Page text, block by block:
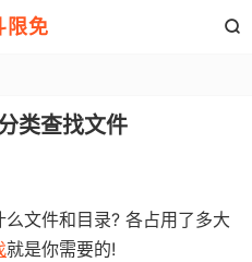
限免 
类查找文件
文件和目录? 各占用了多大
就是你需要的!